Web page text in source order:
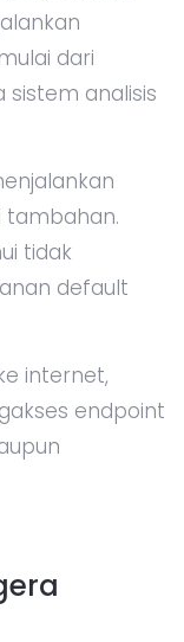
dari
sistem analisis
tambahan.
tidak
default
internet,
endpoint